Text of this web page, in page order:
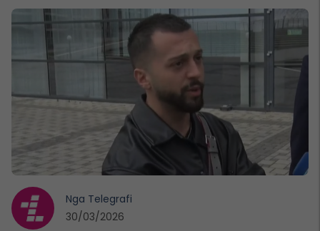
Nga Telegrafi
30/03/2026